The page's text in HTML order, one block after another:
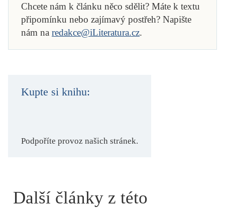
Chcete nám k článku něco sdělit? Máte k textu
připomínku nebo zajímavý postřeh? Napište
nám na redakce@iLiteratura.cz.
Kupte si knihu:
Podpoříte provoz našich stránek.
Další články z této